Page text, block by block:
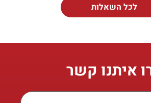
לכל השאלות
איתנו קשר